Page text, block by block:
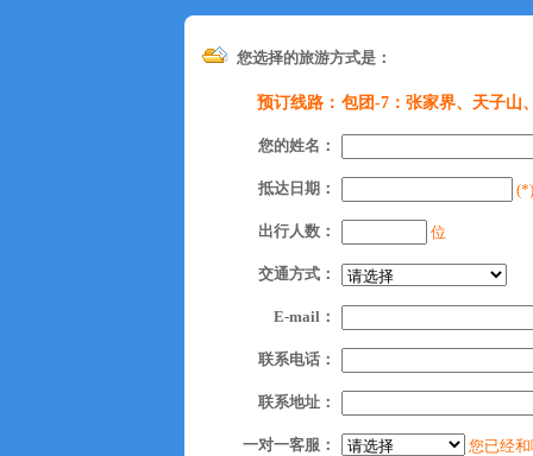
您选择的旅游方式是：
预订线路： 包团-7：张家界、天子山
您的姓名：
抵达日期： (*)
出行人数： 位
交通方式：
E-mail：
联系电话：
联系地址：
一对一客服： 您已经